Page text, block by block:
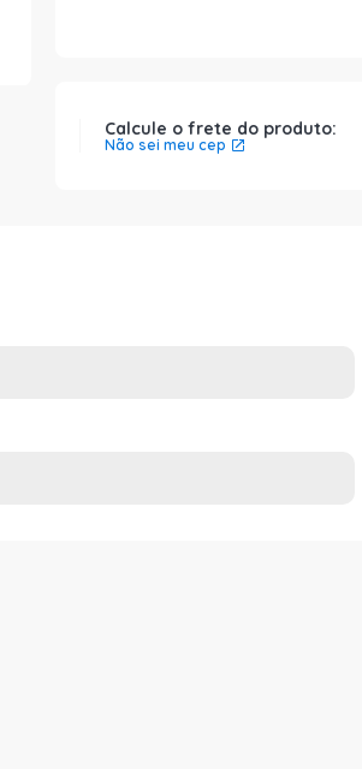
Calcule o frete do produto:
Não sei meu cep